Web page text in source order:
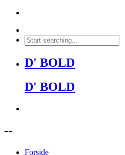
D' BOLD
D' BOLD
--
Forside